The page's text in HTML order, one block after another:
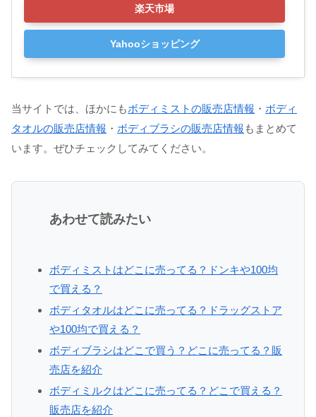
楽天市場
Yahooショッピング
当サイトでは、ほかにもボディミストの販売店情報 ・ ボディ
タオルの販売店情報 ・ ボディブラシの販売店情報 もまとめて
います。ぜひチェックしてみてください。
あわせて読みたい
ボディミストはどこに売ってる？ドンキや100均
で買える？
ボディタオルはどこに売ってる？ドラッグストア
や100均で買える？
ボディブラシはどこで買う？どこに売ってる？販
売店を紹介
ボディミルクはどこに売ってる？どこで買える？
販売店を紹介